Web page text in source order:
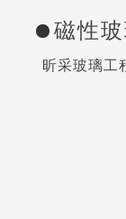
磁性
昕采玻璃工